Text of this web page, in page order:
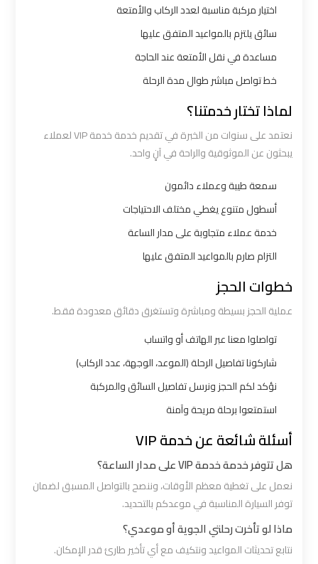
اختيار مركبة مناسبة لعدد الركاب والأمتعة
سائق يلتزم بالمواعيد المتفق عليها
مساعدة في نقل الأمتعة عند الحاجة
خط تواصل مباشر طوال مدة الرحلة
لماذا تختار خدمتنا؟
نعتمد على سنوات من الخبرة في تقديم خدمة خدمة VIP لعملاء
يبحثون عن الموثوقية والراحة في آنٍ واحد.
سمعة طيبة وعملاء دائمون
أسطول متنوع يغطي مختلف الاحتياجات
خدمة عملاء متجاوبة على مدار الساعة
التزام صارم بالمواعيد المتفق عليها
خطوات الحجز
عملية الحجز بسيطة ومباشرة وتستغرق دقائق معدودة فقط.
تواصلوا معنا عبر الهاتف أو واتساب
شاركونا تفاصيل الرحلة (الموعد، الوجهة، عدد الركاب)
نؤكد لكم الحجز ونرسل تفاصيل السائق والمركبة
استمتعوا برحلة مريحة وآمنة
أسئلة شائعة عن خدمة VIP
هل تتوفر خدمة خدمة VIP على مدار الساعة؟
نعمل على تغطية معظم الأوقات، وننصح بالتواصل المسبق لضمان
توفر السيارة المناسبة في موعدكم بالتحديد.
ماذا لو تأخرت رحلتي الجوية أو موعدي؟
نتابع تحديثات المواعيد ونتكيف مع أي تأخير طارئ قدر الإمكان.
السخنة
ليموزين
اسكندرية
الساخن
اكتوبر
ليموزين
القاهرة